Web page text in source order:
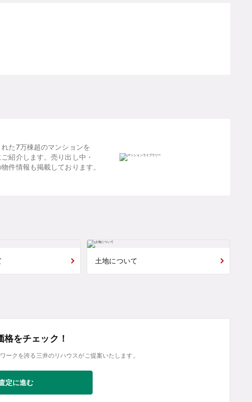
た7万棟超のマンションを
紹介します。売り出し中・
件情報も掲載しております。
土地について
をチェック！
ークを誇る三井のリハウスがご提案いたします。
定に進む